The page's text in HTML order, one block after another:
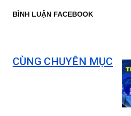
BÌNH LUẬN FACEBOOK
CÙNG CHUYÊN MỤC